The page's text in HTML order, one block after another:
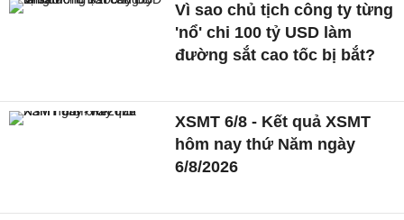
Vì sao chủ tịch công ty từng
'nổ' chi 100 tỷ USD làm
đường sắt cao tốc bị bắt?
XSMT 6/8 - Kết quả XSMT
hôm nay thứ Năm ngày
6/8/2026